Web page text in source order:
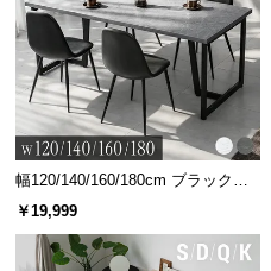
幅120/140/160/180cm ブラックフ
レーム ダイニング 大理石調 4人掛
￥19,999